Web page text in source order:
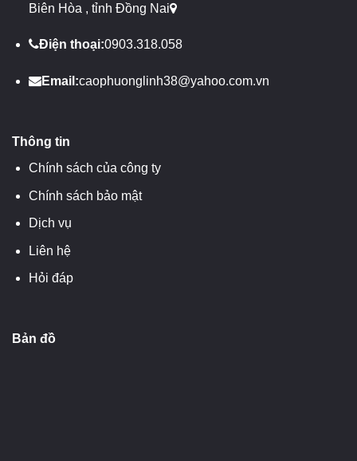
Biên Hòa , tỉnh Đồng Nai
Điện thoại:0903.318.058
Email:caophuonglinh38@yahoo.com.vn
Thông tin
Chính sách của công ty
Chính sách bảo mật
Dịch vụ
Liên hệ
Hỏi đáp
Bản đồ